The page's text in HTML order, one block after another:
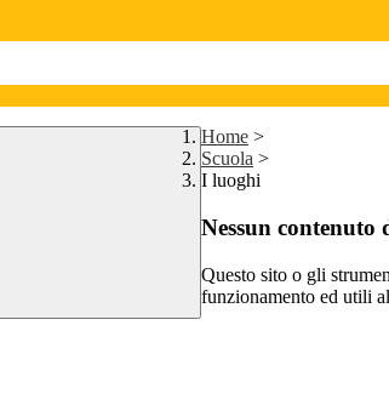
Home >
Scuola >
I luoghi
Nessun contenuto
Questo sito o gli
funzionamento ed utili